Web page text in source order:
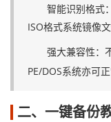
智能识别格式：
ISO格式系统镜像
强大兼容性：不
PE/DOS系统亦可
二、一键备份